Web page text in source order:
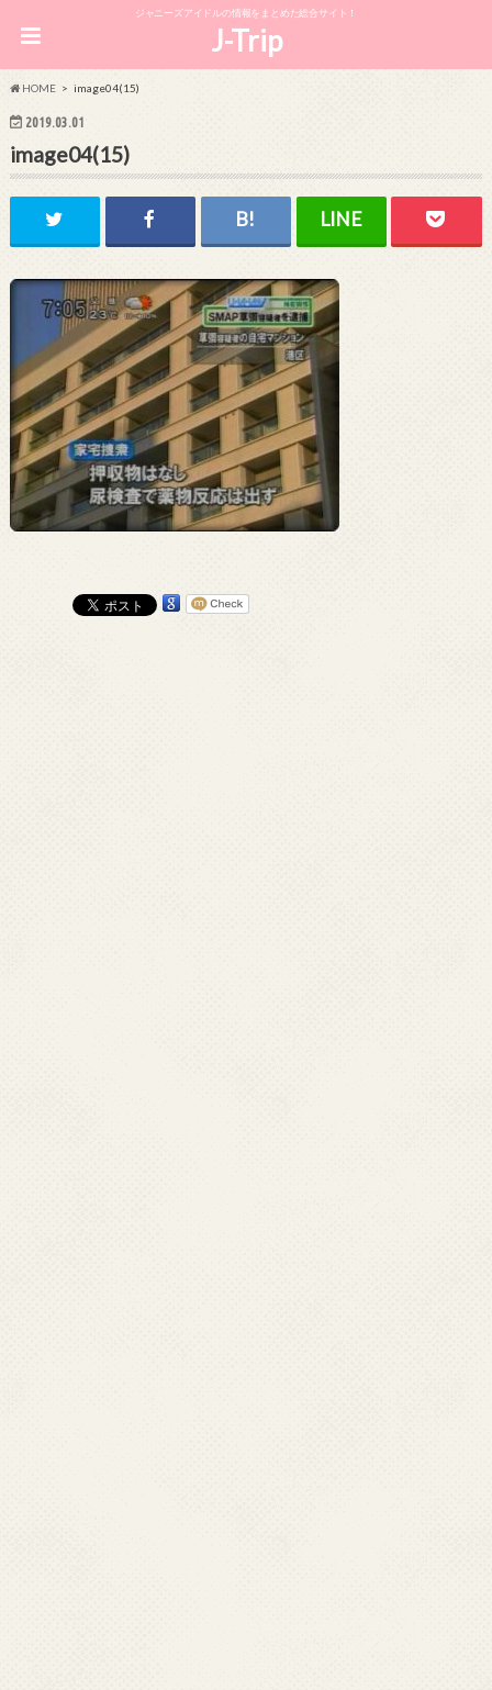
ジャニーズアイドルの情報をまとめた総合サイト！
J-Trip
HOME image04(15)
2019.03.01
image04(15)